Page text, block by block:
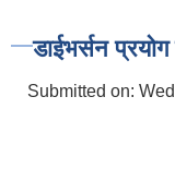
डाईभर्सन
Submitted on: